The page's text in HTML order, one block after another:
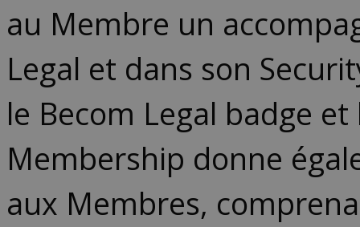
au Membre un
Legal et dans son
le Becom Legal badge
Membership donne
aux Membres,